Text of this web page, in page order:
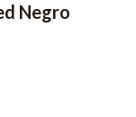
Negro